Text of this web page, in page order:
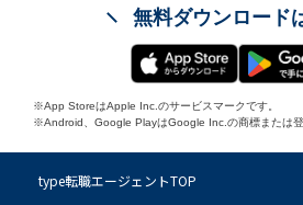
無料ダウンロード
※App StoreはApple Inc.のサービスマークです。
※Android、Google PlayはGoogle Inc.の商標または登
type転職エージェントTOP